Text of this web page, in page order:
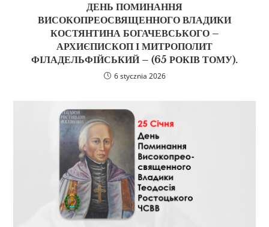
ДЕНЬ ПОМИНАННЯ
ВИСОКОПРЕОСВЯЩЕННОГО ВЛАДИКИ
КОСТЯНТИНА БОГАЧЕВСЬКОГО –
АРХИЄПИСКОП І МИТРОПОЛИТ
ФІЛАДЕЛЬФІЙСЬКИЙ – (65 РОКІВ ТОМУ).
6 stycznia 2026